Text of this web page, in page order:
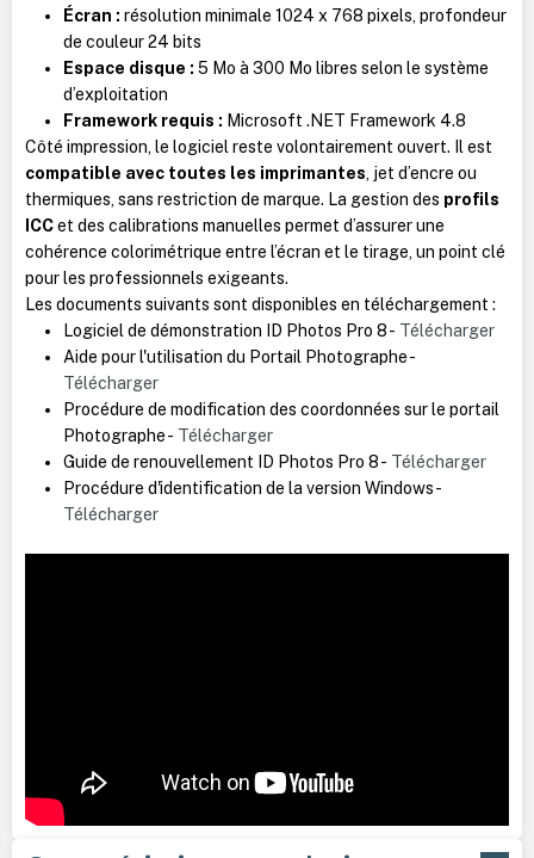
Écran : résolution minimale 1024 x 768 pixels, profondeur
de couleur 24 bits
Espace disque : 5 Mo à 300 Mo libres selon le système
d’exploitation
Framework requis : Microsoft .NET Framework 4.8
Côté impression, le logiciel reste volontairement ouvert. Il est
compatible avec toutes les imprimantes, jet d’encre ou
thermiques, sans restriction de marque. La gestion des profils
ICCet des calibrations manuelles permet d’assurer une
cohérence colorimétrique entre l’écran et le tirage, un point clé
pour les professionnels exigeants.
Les documents suivants sont disponibles en téléchargement :
Logiciel de démonstration ID Photos Pro 8 - ​​​ Télécharger
Aide pour l'utilisation du Portail Photographe - ​​
Télécharger
Procédure de modification des coordonnées sur le portail
Photographe - ​​ Télécharger
Guide de renouvellement ID Photos Pro 8 - ​ Télécharger
Procédure d'identification de la version Windows - ​
Télécharger